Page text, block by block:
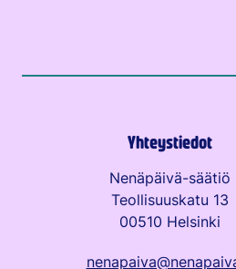
Yhteystiedot
Nenäpäivä-säätiö
Teollisuuskatu 13
00510 Helsinki